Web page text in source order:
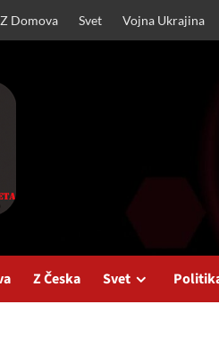
Z Domova Svet Vojna Ukrajina
Z Česka Svet